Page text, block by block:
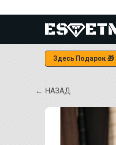
Здесь Подарок 🎁
← НАЗАД